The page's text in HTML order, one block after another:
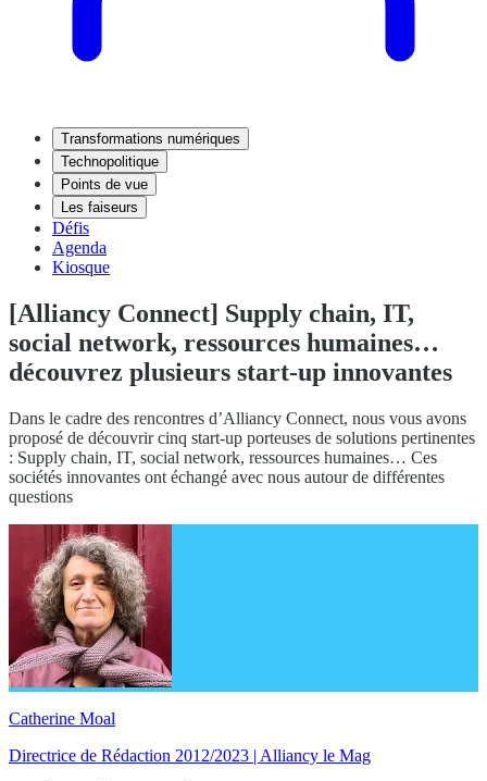
Transformations numériques
Technopolitique
Points de vue
Les faiseurs
Défis
Agenda
Kiosque
[Alliancy Connect] Supply chain, IT,
social network, ressources humaines…
découvrez plusieurs start-up innovantes
Dans le cadre des rencontres d’Alliancy Connect, nous vous avons
proposé de découvrir cinq start-up porteuses de solutions pertinentes
: Supply chain, IT, social network, ressources humaines… Ces
sociétés innovantes ont échangé avec nous autour de différentes
questions
Catherine Moal
Directrice de Rédaction 2012/2023 | Alliancy le Mag